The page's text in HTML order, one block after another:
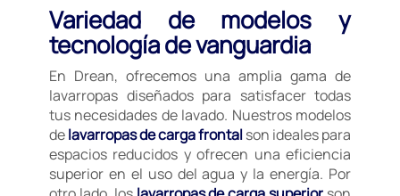
Variedad de modelos y
tecnología de vanguardia
En Drean, ofrecemos una amplia gama de
lavarropas diseñados para satisfacer todas
tus necesidades de lavado. Nuestros modelos
delavarropas de carga frontalson ideales para
espacios reducidos y ofrecen una eficiencia
superior en el uso del agua y la energía. Por